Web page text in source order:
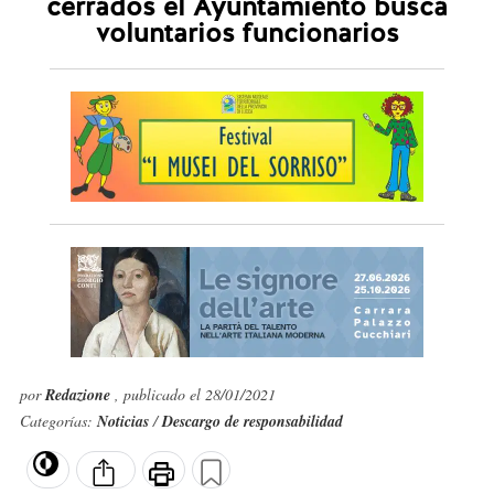
voluntarios funcionarios
porRedazione , publicado el 28/01/2021
Categorías:Noticias/Descargo de responsabilidad